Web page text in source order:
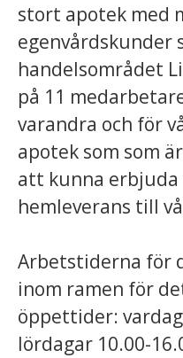
stort apotek med
egenvårdskunder
handelsområdet
på 11
varandra och för
apotek som som
att kunna erbjuda
hemleverans till
Arbetstiderna för
inom ramen för
öppettider:
lördagar 10.00-